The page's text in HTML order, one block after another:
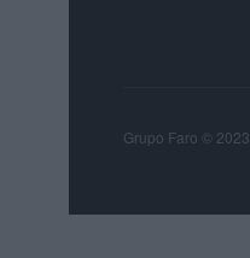
Grupo Faro © 2023